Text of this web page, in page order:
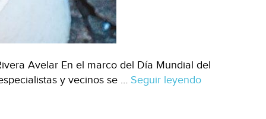
Avelar En el marco del Día Mundial del
y vecinos se … Seguir leyendoGuadalajara-